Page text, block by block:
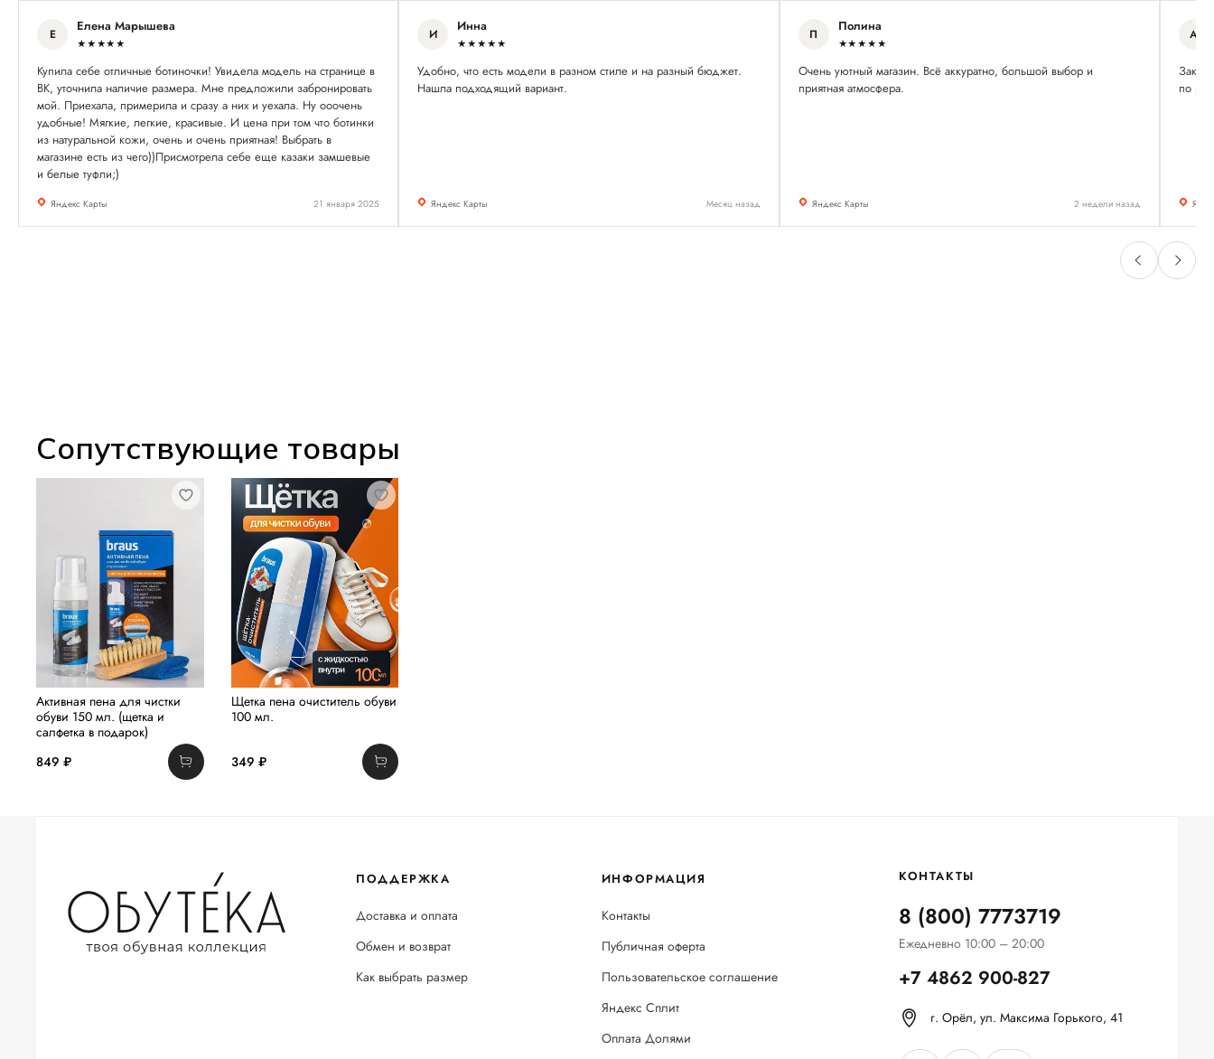
Е Елена Марышева
★★★★★
Купила себе отличные ботиночки! Увидела модель на странице в
ВК, уточнила наличие размера. Мне предложили забронировать
мой. Приехала, примерила и сразу а них и уехала. Ну ооочень
удобные! Мягкие, легкие, красивые. И цена при том что ботинки
из натуральной кожи, очень и очень приятная! Выбрать в
магазине есть из чего))Присмотрела себе еще казаки замшевые
и белые туфли;)
Яндекс Карты 21 января 2025
И Инна
★★★★★
Удобно, что есть модели в разном стиле и на разный бюджет.
Нашла подходящий вариант.
Яндекс Карты Месяц назад
П Полина
★★★★★
Очень уютный магазин. Всё аккуратно, большой выбор и
приятная атмосфера.
Яндекс Карты 2 недели назад
А
по
Сопутствующие товары
Активная пена для чистки
обуви 150 мл. (щетка и
салфетка в подарок)
849 ₽
Щетка пена очиститель обуви
100 мл.
349 ₽
ПОДДЕРЖКА
Доставка и оплата
Обмен и возврат
Как выбрать размер
ИНФОРМАЦИЯ
Контакты
Публичная оферта
Пользовательское соглашение
Яндекс Сплит
Оплата Долями
КОНТАКТЫ
8 (800) 7773719
Ежедневно 10:00 – 20:00
+7 4862 900-827
г. Орёл, ул. Максима Горького, 41